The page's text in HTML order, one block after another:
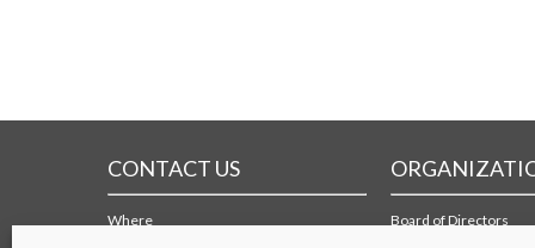
CONTACT US
Where
Board of Directors